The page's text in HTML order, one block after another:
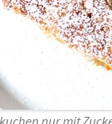
nur mit